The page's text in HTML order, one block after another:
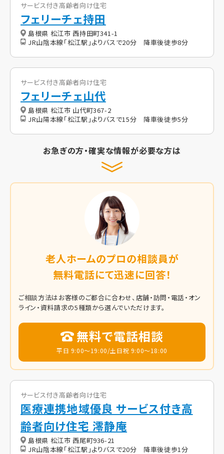
サービス付き高齢者向け住宅
フェリーチェ持田
島根県 松江市 西持田町341-1
JR山陰本線「松江駅」よりバスで20分 降車後徒歩8分
サービス付き高齢者向け住宅
フェリーチェ山代
島根県 松江市 山代町367-2
JR山陽本線「松江駅」よりバスで15分 降車後徒歩5分
お急ぎの方・確実な情報が必要な方は
老人ホームのプロの相談員が
無料電話にて迅速に回答！
ご相談方法はお客様のご都合に合わせ、店舗・訪問・電話・オン
ライン・資料請求の5種類から選んでいただけます。
無料で電話相談
平日 9:00～19:00/土日祝 9:00～18:00
サービス付き高齢者向け住宅
医療連携地域優良 サービス付き高
齢者向け住宅 澪静庵
島根県 松江市 西尾町936-21
JR山陰本線「松江駅」よりバスで20分 降車後徒歩1分